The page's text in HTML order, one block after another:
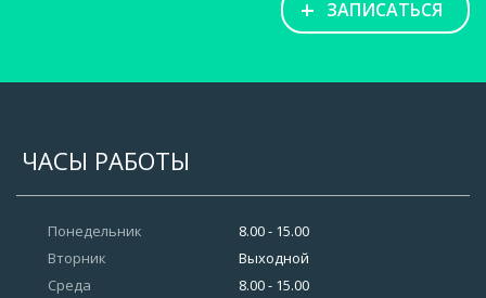
+ ЗАПИСАТЬСЯ
ЧАСЫ РАБОТЫ
Понедельник
Вторник
Среда
8.00 - 15.00
Выходной
8.00 - 15.00